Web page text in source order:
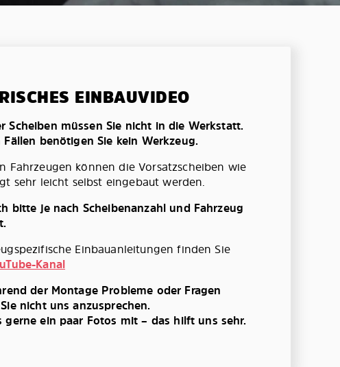
EINBAUVIDEO
Scheiben müssen Sie nicht in die Werkstatt.
benötigen Sie kein Werkzeug.
Fahrzeugen können die Vorsatzscheiben wie
sehr leicht selbst eingebaut werden.
bitte je nach Scheibenanzahl und Fahrzeug
Einbauanleitungen finden Sie
Kanal
der Montage Probleme oder Fragen
nicht uns anzusprechen.
gerne ein paar Fotos mit – das hilft uns sehr.